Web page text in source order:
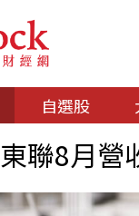
自選股
東聯8月營